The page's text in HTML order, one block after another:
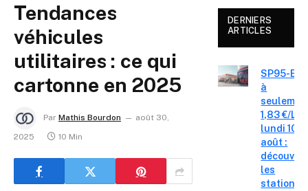
Tendances
véhicules
utilitaires : ce qui
cartonne en 2025
Par Mathis Bourdon
août 30,
2025
10 Min
DERNIERS
ARTICLES
SP95-E10
à
1,83 €/L
lundi 10
août :
les
stations-